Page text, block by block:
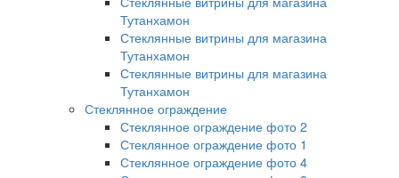
Тутанхамон
Стеклянные витрины для магазина
Тутанхамон
Стеклянные витрины для магазина
Тутанхамон
Стеклянное ограждение
Стеклянное ограждение фото 2
Стеклянное ограждение фото 1
Стеклянное ограждение фото 4